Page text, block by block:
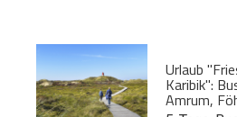
Urlaub
Karibik":
Amrum,